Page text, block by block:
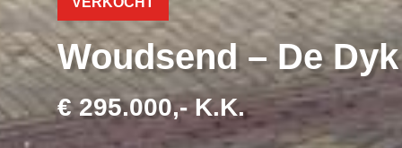
Woudsend – De
€ 295.000,- K.K.